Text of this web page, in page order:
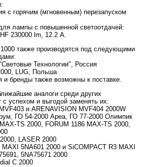
с горячим (мгновенным) перезапуском
лампы с повышенной светоотдачей:
230000 lm, 12.2 А.
также производятся под следующими
Технологии", Россия
LUG, Польша
и бренды также возможны к поставке.
аналоги среди других
успехом и выгодой заменять их:
и ARENAVISION MVF404 2000W
ГО 54-2000 Ареа, ГО 77-2000 Олимпик
TS 2000, FORUM 1186 MAX-TS 2000,
LASER 2000
5NA601 2000 и SiCOMPACT R3 MAXI
5NA75671 2000
C 2000